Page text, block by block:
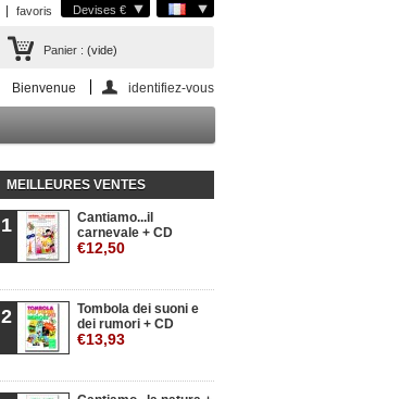
Devises €
favoris
Panier : (vide)
Bienvenue identifiez-vous
MEILLEURES VENTES
1
Cantiamo...il
carnevale + CD
€12,50
2
Tombola dei suoni e
dei rumori + CD
€13,93